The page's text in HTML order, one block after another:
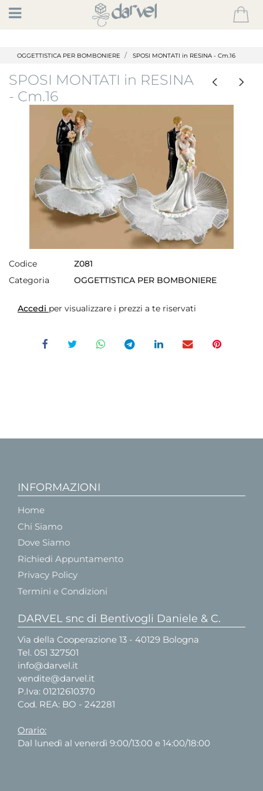
Open
OGGETTISTICA PER BOMBONIERE SPOSI MONTATI in RESINA - Cm.16
SPOSI MONTATI in RESINA
- Cm.16
Codice
Z081
Categoria
OGGETTISTICA PER BOMBONIERE
Accedi per visualizzare i prezzi a te riservati
INFORMAZIONI
Home
Chi Siamo
Dove Siamo
Richiedi Appuntamento
Privacy Policy
Termini e Condizioni
DARVEL snc di Bentivogli Daniele & C.
Via della Cooperazione 13 - 40129 Bologna
Tel. 051 327501
info@darvel.it
vendite@darvel.it
P.Iva: 01212610370
Cod. REA: BO - 242281
Orario:
Dal lunedì al venerdì 9:00/13:00 e 14:00/18:00